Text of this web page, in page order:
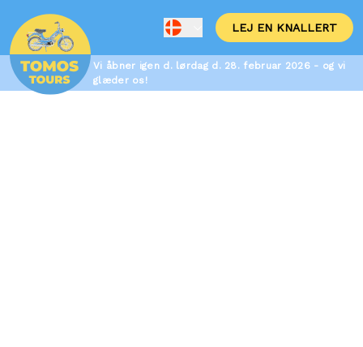
LEJ EN KNALLERT
Vi åbner igen d. lørdag d. 28. februar 2026 - og vi
glæder os!